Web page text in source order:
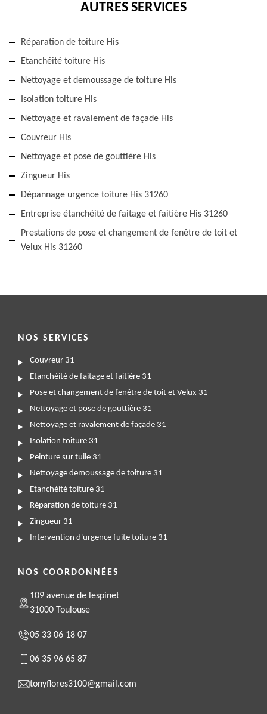
AUTRES SERVICES
Réparation de toiture His
Etanchéité toiture His
Nettoyage et demoussage de toiture His
Isolation toiture His
Nettoyage et ravalement de façade His
Couvreur His
Nettoyage et pose de gouttière His
Zingueur His
Dépannage urgence toiture His 31260
Entreprise étanchéité de faitage et faitière His 31260
Prestations de pose et changement de fenêtre de toit et
Velux His 31260
NOS SERVICES
Couvreur 31
Etanchéité de faitage et faitière 31
Pose et changement de fenêtre de toit et Velux 31
Nettoyage et pose de gouttière 31
Nettoyage et ravalement de façade 31
Isolation toiture 31
Peinture sur tuile 31
Nettoyage demoussage de toiture 31
Etanchéité toiture 31
Réparation de toiture 31
Zingueur 31
Intervention d'urgence fuite toiture 31
NOS COORDONNÉES
109 avenue de lespinet
31000 Toulouse
05 33 06 18 07
06 35 96 65 87
tonyflores3100@gmail.com